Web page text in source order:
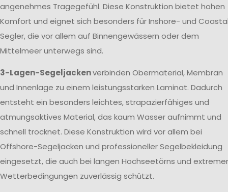
angenehmes Tragegefühl. Diese Konstruktion bietet hohen
Komfort und eignet sich besonders für Inshore- und
Segler, die vor allem auf Binnengewässern oder dem
Mittelmeer unterwegs sind.
3-Lagen-Segeljackenverbinden Obermaterial, Membran
und Innenlage zu einem leistungsstarken Laminat. Dadurch
entsteht ein besonders leichtes, strapazierfähiges und
atmungsaktives Material, das kaum Wasser aufnimmt und
schnell trocknet. Diese Konstruktion wird vor allem bei
Offshore-Segeljacken und professioneller Segelbekleidung
eingesetzt, die auch bei langen Hochseetörns und
Wetterbedingungen zuverlässig schützt.